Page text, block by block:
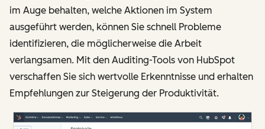
im Auge behalten, welche Aktionen im System
ausgeführt werden, können Sie schnell Probleme
identifizieren, die möglicherweise die Arbeit
verlangsamen. Mit den Auditing-Tools von HubSpot
verschaffen Sie sich wertvolle Erkenntnisse und erhalten
Empfehlungen zur Steigerung der Produktivität.